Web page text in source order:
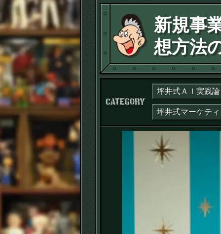
新規事
想方法
カテゴリー：
坪井式ＡＩ実践論
坪井式マーケテ